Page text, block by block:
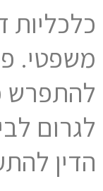
כלכליות
משפטי.
להתפרש
לגרום
הדין